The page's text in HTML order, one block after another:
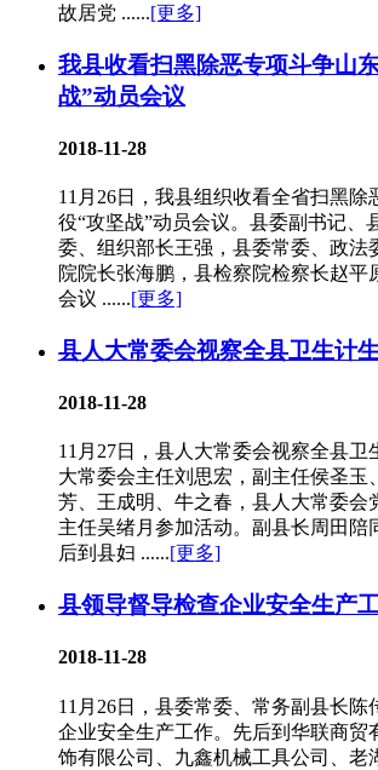
故居党 ......[更多]
我县收看扫黑除恶专项斗争山
战”动员会议
2018-11-28
11月26日，我县组织收看全省扫黑除
役“攻坚战”动员会议。县委副书记、
委、组织部长王强，县委常委、政法
院院长张海鹏，县检察院检察长赵平
会议 ......[更多]
县人大常委会视察全县卫生计
2018-11-28
11月27日，县人大常委会视察全县卫
大常委会主任刘思宏，副主任侯圣玉
芳、王成明、牛之春，县人大常委会
主任吴绪月参加活动。副县长周田陪
后到县妇 ......[更多]
县领导督导检查企业安全生产
2018-11-28
11月26日，县委常委、常务副县长陈
企业安全生产工作。先后到华联商贸
饰有限公司、九鑫机械工具公司、老